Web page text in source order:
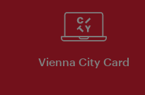
Vienna City Card